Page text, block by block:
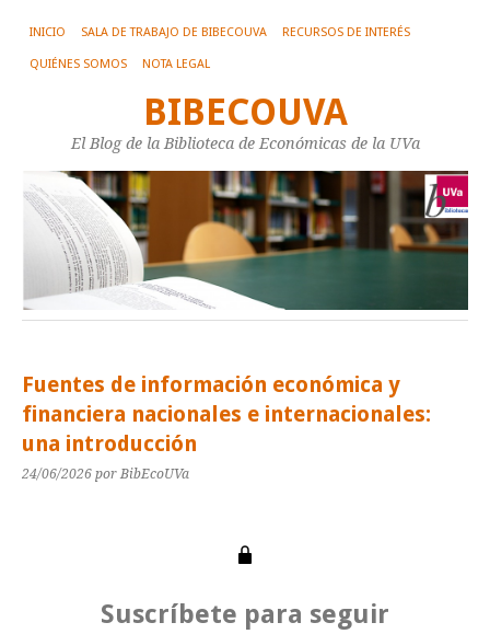
INICIO SALA DE TRABAJO DE BIBECOUVA RECURSOS DE INTERÉS
QUIÉNES SOMOS NOTA LEGAL
BIBECOUVA
El Blog de la Biblioteca de Económicas de la UVa
Fuentes de información económica y
financiera nacionales e internacionales:
una introducción
24/06/2026 por BibEcoUVa
Suscríbete para seguir